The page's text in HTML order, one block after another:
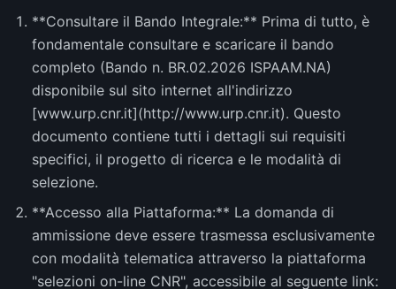
**Consultare il Bando Integrale:** Prima di tutto, è
fondamentale consultare e scaricare il bando
completo (Bando n. BR.02.2026 ISPAAM.NA)
disponibile sul sito internet all'indirizzo
[www.urp.cnr.it](http://www.urp.cnr.it). Questo
documento contiene tutti i dettagli sui requisiti
specifici, il progetto di ricerca e le modalità di
selezione.
**Accesso alla Piattaforma:** La domanda di
ammissione deve essere trasmessa esclusivamente
con modalità telematica attraverso la piattaforma
"selezioni on-line CNR", accessibile al seguente link: